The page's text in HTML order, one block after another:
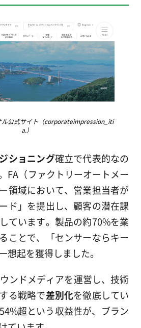
ル公式サイト（corporateimpression_iti
a.）
ショニング確立で代表的なの
FA（ファクトリーオートメー
領域において、営業担当者が
ド」を提出し、顧客の潜在課
ています。製品の約70%を業
ことで、「センサーならキー
想起を獲得しました。
ンドメディアを運営し、技術
る戦略で差別化を徹底してい
超という収益性が、ブラン